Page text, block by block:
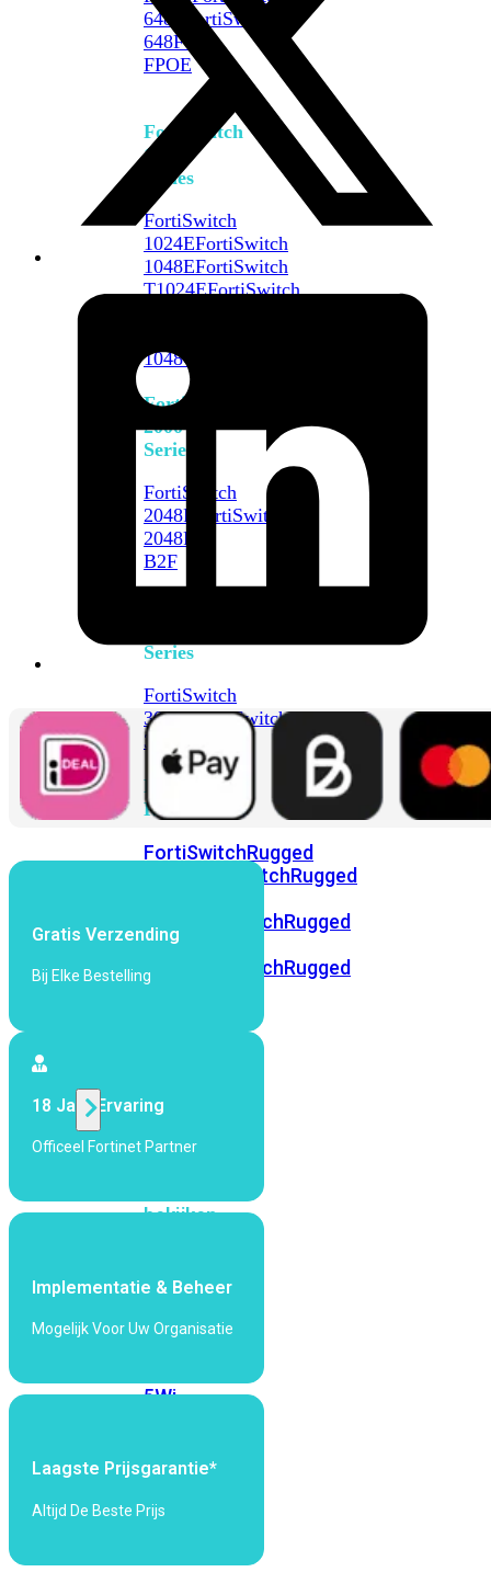
648F
FortiSwitch
648F-
FPOE
FortiSwitch
1000
Series
FortiSwitch
1024EFortiSwitch
1048EFortiSwitch
T1024EFortiSwitch
1048G
FortiSwitch
2000
Series
FortiSwitch
2048F
FortiSwitch
2048F-
B2F
Series
FortiSwitch
3032EFortiSwitch
3032G
FortiSwitch
Ruggedized
FortiSwitchRugged
FortiSwitchRugged
FortiSwitchRugged
216F-
POE
FortiSwitchRugged
424F-
Alle
bekijken
Fi
5Wi-
Fi
Fi
Gratis Verzending
Bij Elke Bestelling
18 Jaar Ervaring
Officeel Fortinet Partner
Implementatie & Beheer
Mogelijk Voor Uw Organisatie
Laagste Prijsgarantie*
Altijd De Beste Prijs